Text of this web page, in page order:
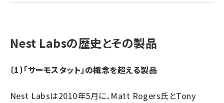
蓄電池 (390)
ペロブスカイト (332)
大串 (216)
Nest Labsの歴史とその製品
〔1〕「サーモスタット」の概念を超える製品
Nest Labsは2010年5月に、Matt Rogers氏とTony